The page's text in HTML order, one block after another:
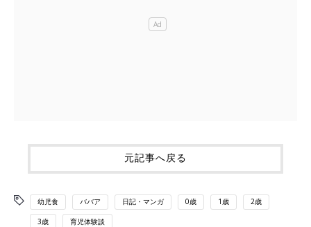
元記事へ戻る
幼児食 ババア 日記・マンガ 0歳 1歳 2歳
3歳 育児体験談